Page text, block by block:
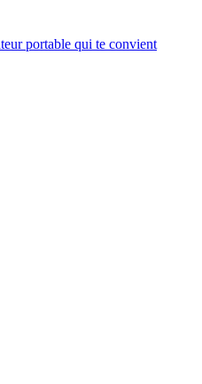
portable qui te convient